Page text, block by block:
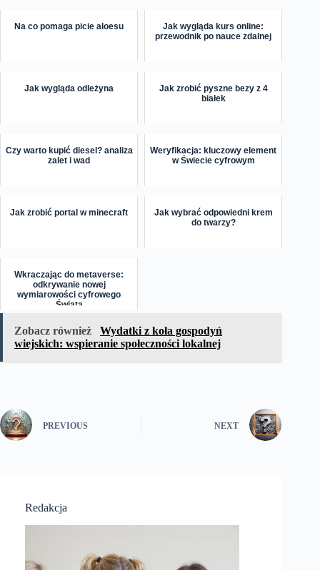
Na co pomaga picie aloesu
Jak wygląda kurs online:
przewodnik po nauce zdalnej
Jak wygląda odleżyna
Jak zrobić pyszne bezy z 4
białek
Czy warto kupić diesel? analiza
zalet i wad
Weryfikacja: kluczowy element
w Świecie cyfrowym
Jak zrobić portal w minecraft
Jak wybrać odpowiedni krem
do twarzy?
Wkraczając do metaverse:
odkrywanie nowej
wymiarowości cyfrowego
Świata
Zobacz również
Wydatki z koła gospodyń
wiejskich: wspieranie społeczności lokalnej
PREVIOUS NEXT
Redakcja